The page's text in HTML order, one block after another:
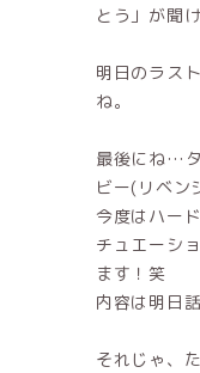
とう」が聞
明日のラス
ね。
最後にね…
ビー(リベン
今度はハー
チュエーシ
ます！笑
内容は明日
それじゃ、